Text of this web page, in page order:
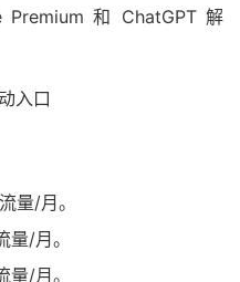
和 ChatGPT 解
入口
量/月。
/月。
/月。